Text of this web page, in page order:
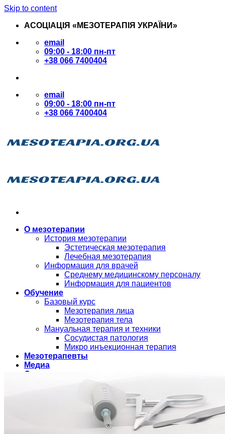
Skip to content
АСОЦІАЦІЯ «МЕЗОТЕРАПІЯ УКРАЇНИ»
email
09:00 - 18:00 пн-пт
+38 066 7400404
email
09:00 - 18:00 пн-пт
+38 066 7400404
О мезотерапии
История мезотерапии
Эстетическая мезотерапия
Лечебная мезотерапия
Информация для врачей
Среднему медицинскому персоналу
Информация для пациентов
Обучение
Базовый курс
Мезотерапия лица
Мезотерапия тела
Мануальная терапия и техники
Сосудистая патология
Микро инъекционная терапия
Мезотерапевты
Медиа
О нас